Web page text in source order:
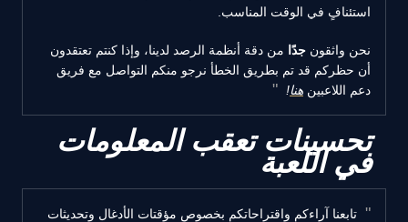
استئنافٍ في الوقت المناسب.
نحن واثقون جدًا من دقة أنظمة الرصد لدينا، وإذا كنتم تعتقدون
أن حظركم قد تم بطريق الخطأ نرجو منكم التواصل مع فريق
دعم اللاعبين هنا!
تحسينات تعقب المعلومات
في اللعبة
تابعنا آراءكم واقتراحاتكم بخصوص مؤقتات الأدغال وتحديثات